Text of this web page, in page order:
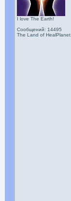
I love The Earth!
Сообщений: 14495
The Land of HealPlanet